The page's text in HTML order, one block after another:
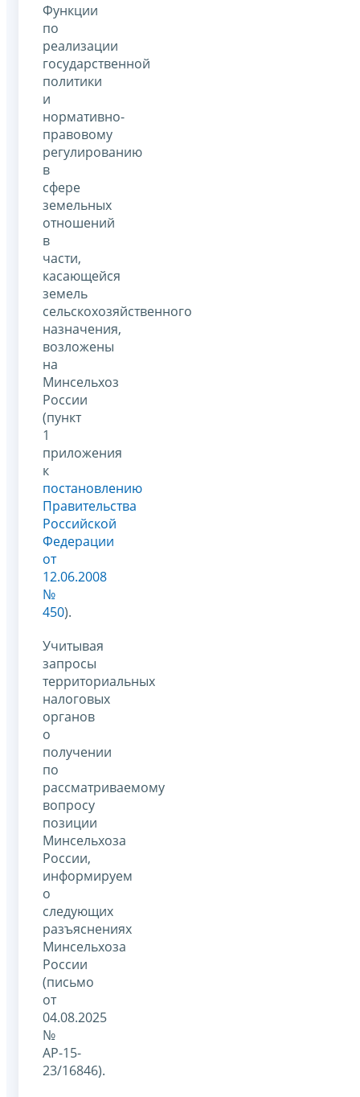
Функции
по
реализации
государственной
политики
и
нормативно-
правовому
регулированию
в
сфере
земельных
отношений
в
части,
касающейся
земель
сельскохозяйственного
назначения,
возложены
на
Минсельхоз
России
(пункт
1
приложения
к
постановлению
Правительства
Российской
Федерации
от
12.06.2008
№
450).
Учитывая
запросы
территориальных
налоговых
органов
о
получении
по
рассматриваемому
вопросу
позиции
Минсельхоза
России,
информируем
о
следующих
разъяснениях
Минсельхоза
России
(письмо
от
04.08.2025
№
АР-15-
23/16846).